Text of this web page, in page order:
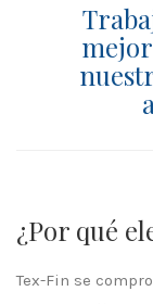
¿Por qué
Tex-Fin se